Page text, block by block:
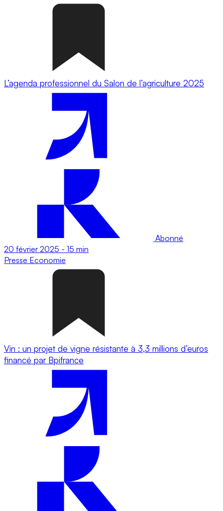
L’agenda professionnel du Salon de l’agriculture 2025
Abonné
20 février 2025 - 15 min
Presse Economie
Vin : un projet de vigne résistante à 3,3 millions d’euros
financé par Bpifrance